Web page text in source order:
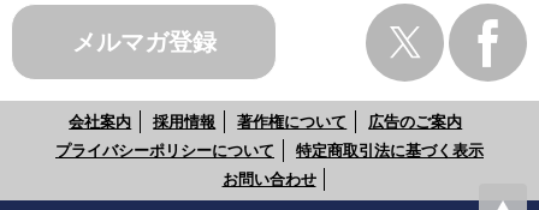
メルマガ登録
会社案内 採用情報 著作権について
広告のご案内
プライバシーポリシーについて
特定商取引法に基づく表示
お問い合わせ